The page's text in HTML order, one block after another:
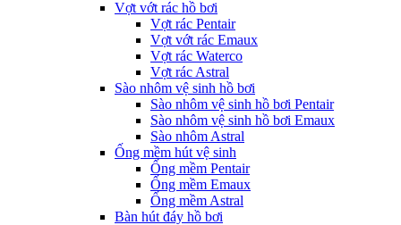
Vợt vớt rác hồ bơi
Vợt rác Pentair
Vợt vớt rác Emaux
Vợt rác Waterco
Vợt rác Astral
Sào nhôm vệ sinh hồ bơi
Sào nhôm vệ sinh hồ bơi Pentair
Sào nhôm vệ sinh hồ bơi Emaux
Sào nhôm Astral
Ống mềm hút vệ sinh
Ống mềm Pentair
Ống mềm Emaux
Ống mềm Astral
Bàn hút đáy hồ bơi